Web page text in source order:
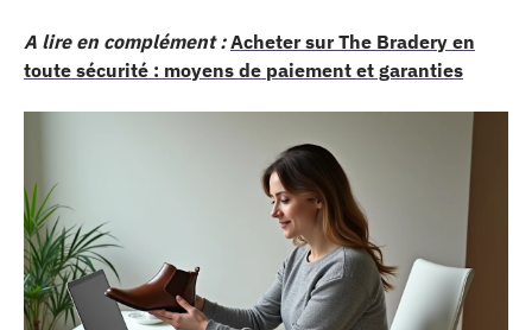
A lire en complément : Acheter sur The Bradery en
toute sécurité : moyens de paiement et garanties